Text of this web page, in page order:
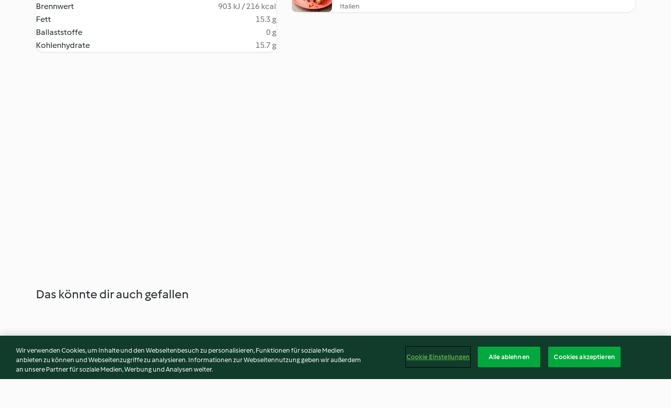
Brennwert
903 kJ / 216 kcal
Fett
15.3 g
Ballaststoffe
0 g
Kohlenhydrate
15.7 g
Italien
Das könnte dir auch gefallen
Wir verwenden Cookies, um Inhalte und den Webseitenbesuch zu personalisieren, Funktionen für soziale Medien
anbieten zu können und Webseitenzugriffe zu analysieren. Informationen zur Webseitennutzung geben wir außerdem
an unsere Partner für soziale Medien, Werbung und Analysen weiter.
Cookie Einstellungen Alle ablehnen Cookies akzeptieren